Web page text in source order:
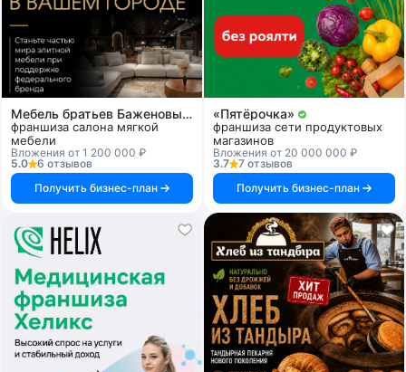
Мебель братьев Баженовых
франшиза салона мягкой
мебели
Вложения от 1 200 000 ₽
5.0
6 отзывов
Получить бизнес-план
«Пятёрочка»
франшиза сети продуктовых
магазинов
Вложения от 20 000 000 ₽
3.7
7 отзывов
Получить бизнес-план